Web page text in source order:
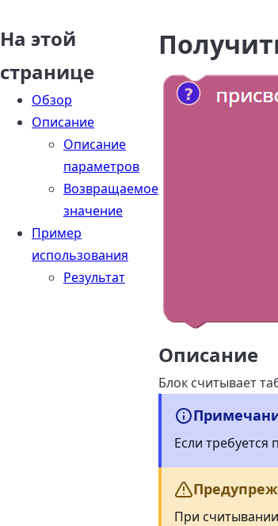
На этой
странице
Обзор
Описание
Описание
параметров
Возвращаемое
значение
Пример
использования
Результат
Описание
Блок считывает
Если
При